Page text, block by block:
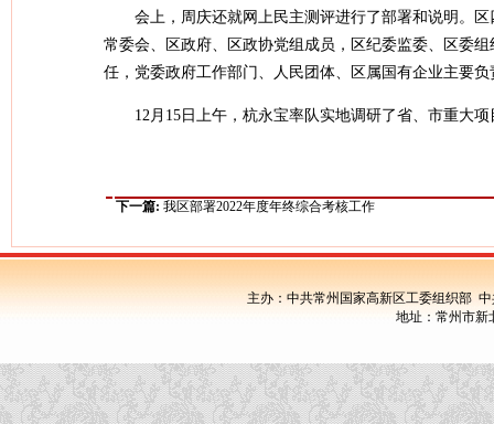
会上，周庆还就网上民主测评进行了部署和说明。
常委会、区政府、区政协党组成员，区纪委监委、区委
任，党委政府工作部门、人民团体、区属国有企业主要
12月15日上午，杭永宝率队实地调研了省、市重大
下一篇: 我区部署2022年度年终综合考核工作
主办：中共常州国家高新区工委组织部
地址：常州市